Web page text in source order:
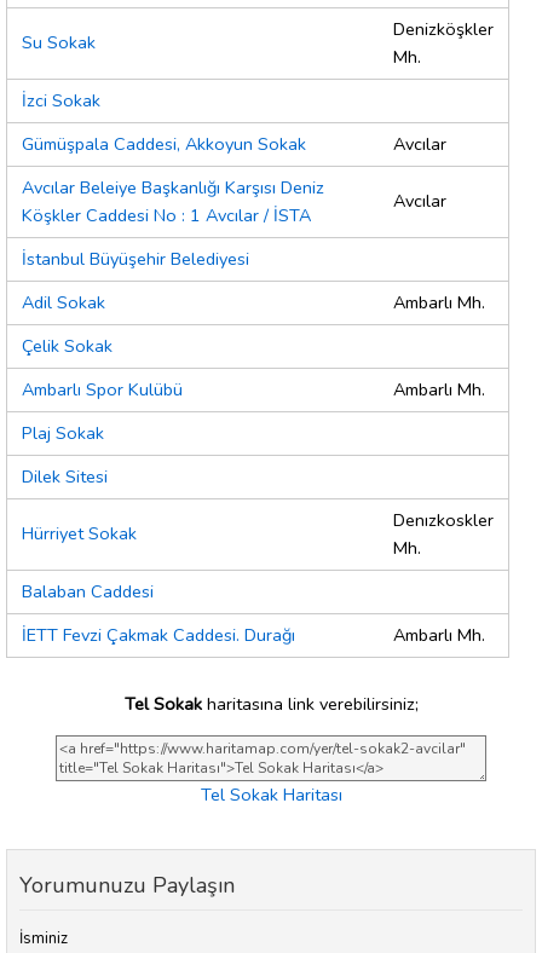
Su Sokak
Denizköşkler
Mh.
İzci Sokak
Gümüşpala Caddesi, Akkoyun Sokak
Avcılar
Avcılar Beleiye Başkanlığı Karşısı Deniz
Köşkler Caddesi No : 1 Avcılar / İSTA
Avcılar
İstanbul Büyüşehir Belediyesi
Adil Sokak
Ambarlı Mh.
Çelik Sokak
Ambarlı Spor Kulübü
Ambarlı Mh.
Plaj Sokak
Dilek Sitesi
Hürriyet Sokak
Denızkoskler
Mh.
Balaban Caddesi
İETT Fevzi Çakmak Caddesi. Durağı
Ambarlı Mh.
Tel Sokakharitasına link verebilirsiniz;
Tel Sokak Haritası
Yorumunuzu Paylaşın
İsminiz